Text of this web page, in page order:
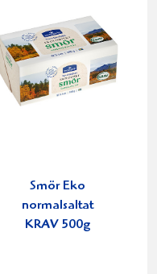
Smör Eko
normalsaltat
KRAV 500g